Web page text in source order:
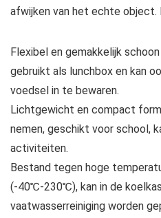
afwijken van het echte object.
Flexibel en gemakkelijk
gebruikt als lunchbox en kan
voedsel in te bewaren.
Lichtgewicht en compact
nemen, geschikt voor school,
activiteiten.
Bestand tegen hoge
(-40℃-230℃), kan in de
vaatwasserreiniging worden